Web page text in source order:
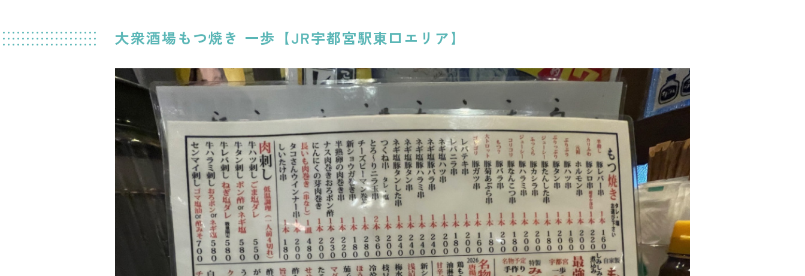
大衆酒場もつ焼き 一歩【JR宇都宮駅東口エリア】